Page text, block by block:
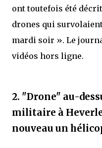
ont toutefois été
drones qui
mardi soir ». Le
vidéos hors ligne.
2. "Drone" au-
militaire à
nouveau un